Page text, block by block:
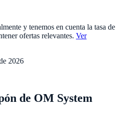
y tenemos en cuenta la tasa de
ofertas relevantes. Ver
2026
de OM System